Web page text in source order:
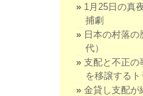
1月25日の真
捕劇
日本の村落
代）
支配と不正の
を移譲する
金貸し支配が